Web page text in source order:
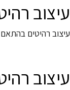
עיצוב
עיצוב רהיטים
עיצוב